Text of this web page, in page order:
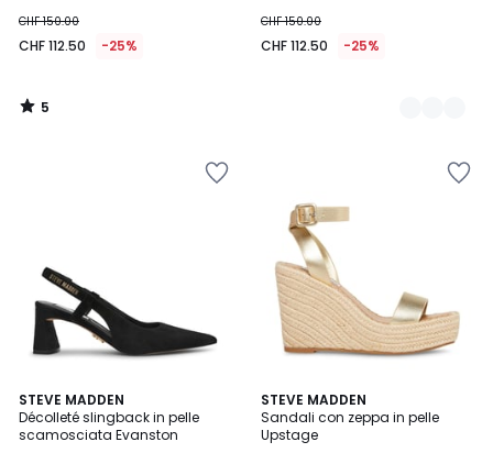
CHF 150.00
CHF 112.50 -25%
5
/
CHF 150.00
CHF 112.50 -25%
STEVE MADDEN
Décolleté slingback in pelle
scamosciata Evanston
STEVE MADDEN
Sandali con zeppa in pelle
Upstage
2
Colori